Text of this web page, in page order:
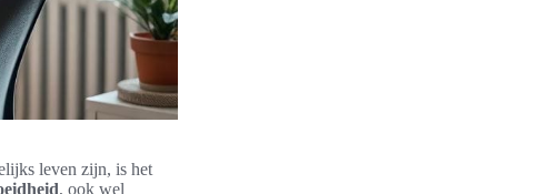
leven zijn, is het
, ook wel